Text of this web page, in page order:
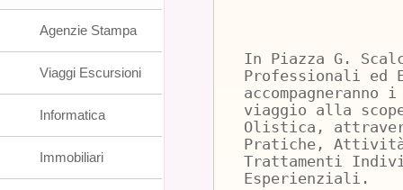
In Piazza G.
Professionali ed
viaggio alla
Olistica,
Pratiche,
Trattamenti
Esperienziali.
Agenzie Stampa
Viaggi Escursioni
Informatica
Immobiliari